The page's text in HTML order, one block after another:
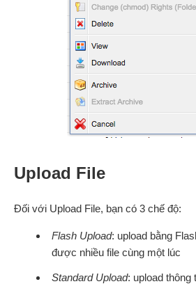
Upload File
Đối với Upload File, bạn có 3 chế độ:
Flash Upload: upload bằng
được nhiều file cùng một lúc
Standard Upload: upload